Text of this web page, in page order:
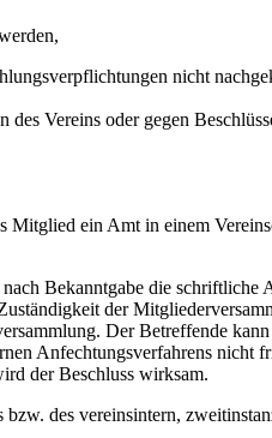
nicht
Vereins oder gegen
Mitglied ein Amt in einem
Bekanntgabe die
der
Der Betreffende
Anfechtungsverfahrens nicht
der Beschluss wirksam.
des vereinsintern,